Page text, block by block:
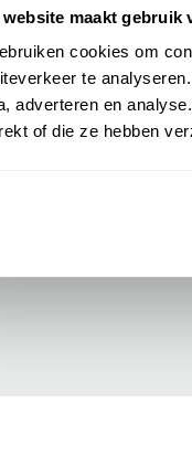
website maakt gebruik
cookies om
te
adverteren en
of die ze hebben
van dit donkerblauwe
mix van 90%
een effen design dat
met zijn tijdloze
je outfit met dit
Bestel nu en verfijn je